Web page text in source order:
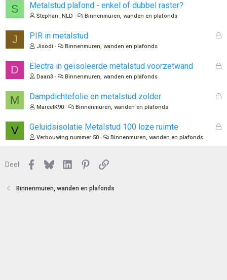
S Metalstud plafond - enkel of dubbel raster?
Stephan_NLD Binnenmuren, wanden en plafonds
J
G
n
PIR in metalstud
Jisodi Binnenmuren, wanden en plafonds
D
G
n
Electra in geïsoleerde metalstud voorzetwand
Daan3 Binnenmuren, wanden en plafonds
M
G
Dampdichtefolie en metalstud zolder
MarcelK90 Binnenmuren, wanden en plafonds
V
G
Geluidsisolatie Metalstud 100 loze ruimte
Verbouwing nummer 50 Binnenmuren, wanden en plafonds
Deel: Facebook
BlueskyLinkedInPinterest
Link
Binnenmuren, wanden en plafonds